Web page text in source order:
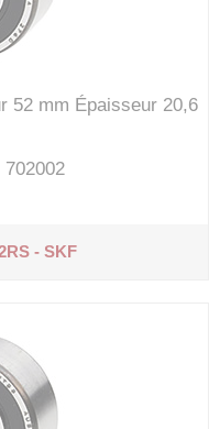
52 mm Épaisseur 20,6
702002
- SKF